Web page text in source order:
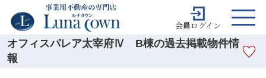
会員ログイン
オフィスパレア太宰府Ⅳ B棟の過去掲載物件情
報